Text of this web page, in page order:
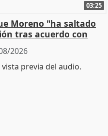
03:25
Moreno "ha saltado
tras acuerdo con
2026